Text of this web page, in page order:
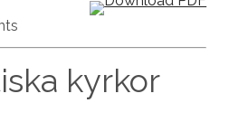
kyrkor